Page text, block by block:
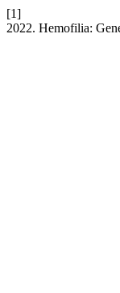
[1]
2022. Hemofilia: